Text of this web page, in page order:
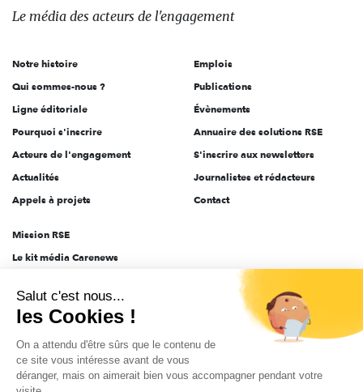
des
l'engagement
Le média des acteurs de l'engagement
Notre histoire
Qui sommes-nous ?
Ligne éditoriale
Pourquoi s'inscrire
Acteurs de l'engagement
Actualités
Appels à projets
Emplois
Publications
Évènements
Annuaire des solutions RSE
S'inscrire aux newsletters
Journalistes et rédacteurs
Contact
Mission RSE
Le kit média Carenews
AEF info
Novethic
PRODURABLE
Inclusiv Day
Salut c'est nous...
les Cookies !
On a attendu d'être sûrs que le contenu de
ce site vous intéresse avant de vous
déranger, mais on aimerait bien vous accompagner pendant votre